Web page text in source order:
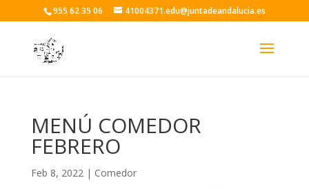
955 62 35 06 41004371.edu@juntadeandalucia.es
MENÚ COMEDOR
FEBRERO
Feb 8, 2022| Comedor